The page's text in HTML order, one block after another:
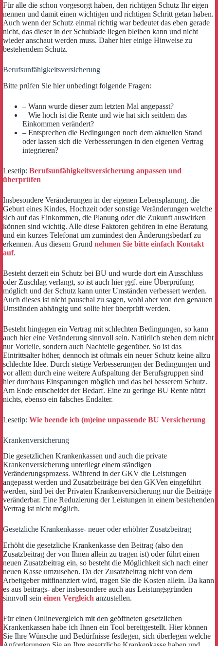
Für alle die schon vorgesorgt haben, den richtigen Schutz Ihr eigen
nennen und damit einen wichtigen und richtigen Schritt getan haben.
Auch wenn der Schutz einmal richtig war bedeutet das eben gerade
nicht, das dieser in der Schublade liegen bleiben kann und nicht
wieder anschaut werden muss. Daher hier einige Hinweise zu
bestehendem Schutz.
Berufsunfähigkeitsversicherung
Bitte prüfen Sie hier unbedingt folgende Fragen:
– Wann wurde dieser zum letzten Mal angepasst?
– Wie hoch ist die Rente und wie hat sich seitdem das
Einkommen verändert?
– Entsprechen die Bedingungen noch dem aktuellen Stand
oder lassen sich die Verbesserungen in den eigenen Vertrag
integrieren?
Lesetip: Berufsunfähigkeitsversicherung anpassen und
überprüfen
Insbesondere Veränderungen in der eigenen Lebensplanung, die
Geburt eines Kindes, Hochzeit oder sonstige Veränderungen welche
sich auf das Einkommen, die Planung oder die Zukunft auswirken
können sind wichtig. Alle diese Faktoren gehören in eine Beratung
und ein kurzes Telefonat um zumindest den Änderungsbedarf zu
erkennen. Aus diesem Grund nehmen Sie bitte einfach Kontakt
auf.
Besteht derzeit ein Schutz bei BU und wurde dort ein Ausschluss
oder Zuschlag verlangt, so ist auch hier ggf. eine Überprüfung
möglich und der Schutz kann unter Umständen verbessert werden.
Auch dieses ist nicht pauschal zu sagen, wohl aber von den genauen
Umständen abhängig und sollte hier überprüft werden.
Besteht hingegen ein Vertrag mit schlechten Bedingungen, so kann
auch hier eine Veränderung sinnvoll sein. Natürlich stehen dem nicht
nur Vorteile, sondern auch Nachteile gegenüber. So ist das
Eintrittsalter höher, dennoch ist oftmals ein neuer Schutz keine allzu
schlechte Idee. Durch stetige Verbesserungen der Bedingungen und
vor allem durch eine weitere Aufspaltung der Berufsgruppen sind
hier durchaus Einsparungen möglich und das bei besserem Schutz.
Am Ende entscheidet der Bedarf. Eine zu geringe BU Rente nützt
nichts, ebenso ein falsches Endalter.
Lesetip: Wie beende ich (m)eine unpassende BU Versicherung
Krankenversicherung
Die gesetzlichen Krankenkassen und auch die private
Krankenversicherung unterliegt einem ständigen
Veränderungsprozess. Während in der GKV die Leistungen
angepasst werden und Zusatzbeiträge bei den GKVen eingeführt
werden, sind bei der Privaten Krankenversicherung nur die Beiträge
veränderbar. Eine Reduzierung der Leistungen in einem bestehenden
Vertrag ist nicht möglich.
Gesetzliche Krankenkasse- neuer oder erhöhter Zusatzbeitrag
Erhöht die gesetzliche Krankenkasse den Beitrag (also den
Zusatzbeitrag der von Ihnen allein zu tragen ist) oder führt einen
neuen Zusatzbeitrag ein, so besteht die Möglichkeit sich nach einer
neuen Kasse umzusehen. Da der Zusatzbeitrag nicht von dem
Arbeitgeber mitfinanziert wird, tragen Sie die Kosten allein. Da kann
es aus beitrags- aber insbesondere auch aus Leistungsgründen
sinnvoll sein einen Vergleich anzustellen.
Für einen Onlinevergleich mit den geöffneten gesetzlichen
Krankenkassen habe ich Ihnen ein Tool bereitgestellt. Hier können
Sie Ihre Wünsche und Bedürfnisse festlegen, sich überlegen welche